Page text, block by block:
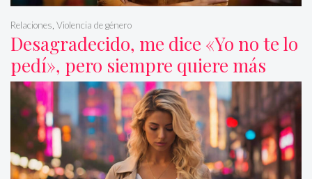
Desagradecido, me dice «Yo no te lo
pedí», pero siempre quiere más
Relaciones Violencia de género